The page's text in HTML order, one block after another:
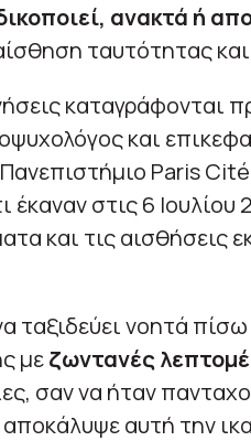
ανακτά ή
ταυτότητας και
καταγράφονται
και
Paris
στις 6 Ιουλίου
και τις αισθήσεις
ταξιδεύει νοητά
μεζωντανές
σαν να ήταν
αυτή την